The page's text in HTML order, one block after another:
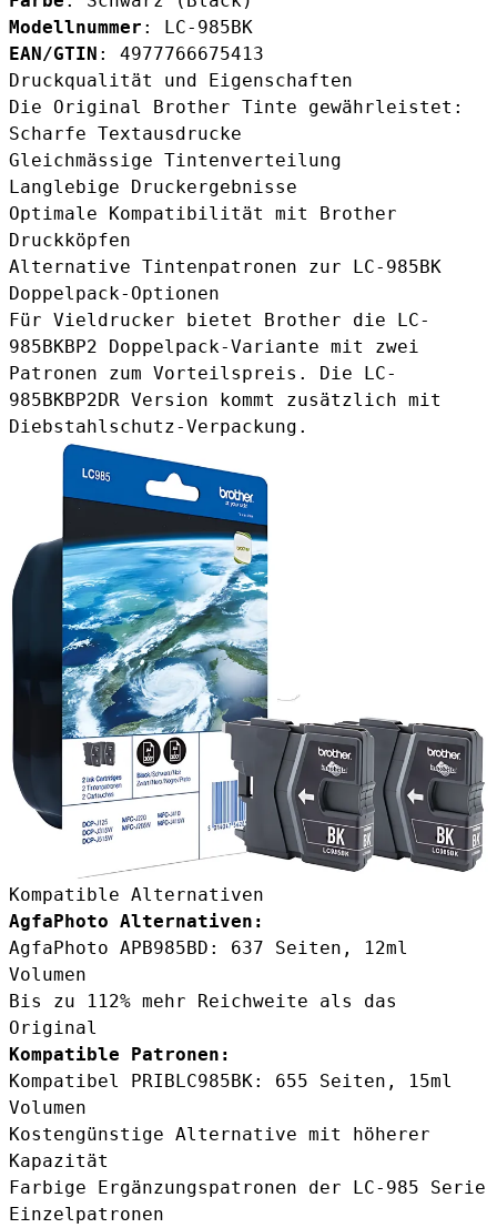
Modellnummer : LC-985BK
EAN/GTIN : 4977766675413
Druckqualität und Eigenschaften
Die Original Brother Tinte gewährleistet:
Scharfe Textausdrucke
Gleichmässige Tintenverteilung
Langlebige Druckergebnisse
Optimale Kompatibilität mit Brother
Druckköpfen
Alternative Tintenpatronen zur LC-985BK
Doppelpack-Optionen
Für Vieldrucker bietet Brother die LC-
985BKBP2 Doppelpack-Variante mit zwei
Patronen zum Vorteilspreis. Die LC-
985BKBP2DR Version kommt zusätzlich mit
Diebstahlschutz-Verpackung.
Kompatible Alternativen
AgfaPhoto Alternativen:
AgfaPhoto APB985BD : 637 Seiten, 12ml
Volumen
Bis zu 112% mehr Reichweite als das
Original
Kompatible Patronen:
Kompatibel PRIBLC985BK: 655 Seiten, 15ml
Volumen
Kostengünstige Alternative mit höherer
Kapazität
Farbige Ergänzungspatronen der LC-985 Serie
Einzelpatronen